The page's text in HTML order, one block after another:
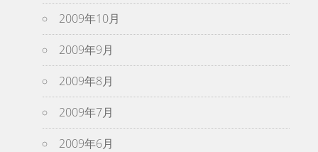
2009年10月
2009年9月
2009年8月
2009年7月
2009年6月